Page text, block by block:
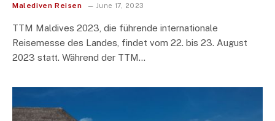
Malediven Reisen June 17, 2023
TTM Maldives 2023, die führende internationale
Reisemesse des Landes, findet vom 22. bis 23. August
2023 statt. Während der TTM…